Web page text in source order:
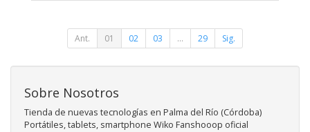
Ant. 01 02 03 ... 29 Sig.
Sobre Nosotros
Tienda de nuevas tecnologías en Palma del Río (Córdoba)
Portátiles, tablets, smartphone Wiko Fanshooop oficial